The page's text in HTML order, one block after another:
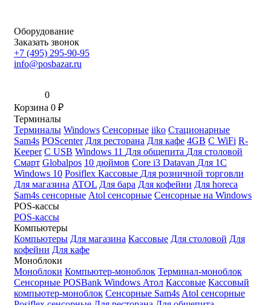
Оборудование
Заказать звонок
+7 (495) 295-90-95
info@posbazar.ru
0
Корзина 0 ₽
Терминалы
Терминалы Windows Сенсорные iiko Стационарные
Sam4s POScenter Для ресторана Для кафе 4GB С WiFi R-
Keeper С USB Windows 11 Для общепита Для столовой
Смарт Globalpos 10 дюймов Core i3 Datavan Для 1С
Windows 10 Posiflex Кассовые Для розничной торговли
Для магазина ATOL Для бара Для кофейни Для horeca
Sam4s сенсорные Atol сенсорные Сенсорные на Windows
POS-кассы
POS-кассы
Компьютеры
Компьютеры Для магазина Кассовые Для столовой Для
кофейни Для кафе
Моноблоки
Моноблоки Компьютер-моноблок Терминал-моноблок
Сенсорные POSBank Windows Атол Кассовые Кассовый
компьютер-моноблок Сенсорные Sam4s Atol сенсорные